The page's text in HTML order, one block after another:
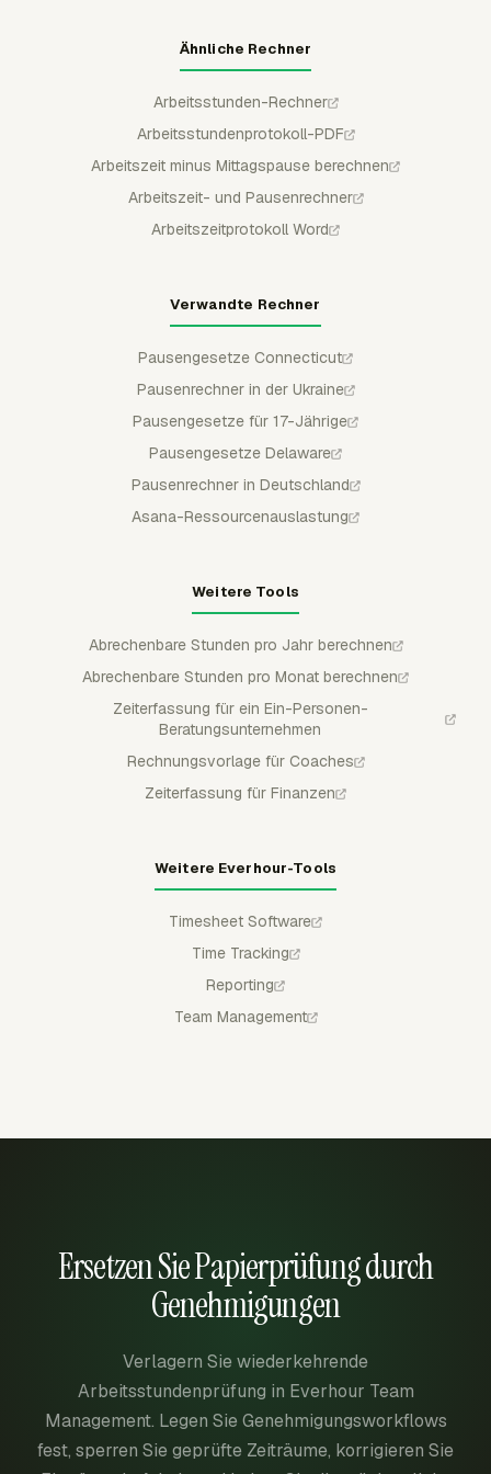
Ähnliche Rechner
Arbeitsstunden-Rechner
Arbeitsstundenprotokoll-PDF
Arbeitszeit minus Mittagspause berechnen
Arbeitszeit- und Pausenrechner
Arbeitszeitprotokoll Word
Verwandte Rechner
Pausengesetze Connecticut
Pausenrechner in der Ukraine
Pausengesetze für 17-Jährige
Pausengesetze Delaware
Pausenrechner in Deutschland
Asana-Ressourcenauslastung
Weitere Tools
Abrechenbare Stunden pro Jahr berechnen
Abrechenbare Stunden pro Monat berechnen
Zeiterfassung für ein Ein-Personen-
Beratungsunternehmen
Rechnungsvorlage für Coaches
Zeiterfassung für Finanzen
Weitere Everhour-Tools
Timesheet Software
Time Tracking
Reporting
Team Management
Ersetzen Sie Papierprüfung durch
Genehmigungen
Verlagern Sie wiederkehrende
Arbeitsstundenprüfung in Everhour Team
Management. Legen Sie Genehmigungsworkflows
fest, sperren Sie geprüfte Zeiträume, korrigieren Sie